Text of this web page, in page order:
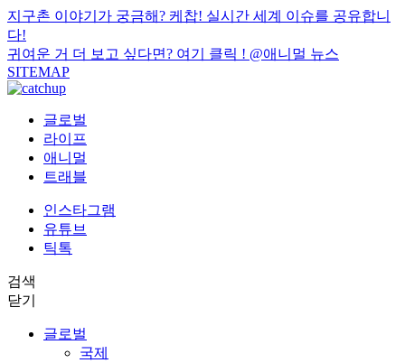
지구촌 이야기가 궁금해? 케찹! 실시간 세계 이슈를 공유합니
다!
귀여운 거 더 보고 싶다면? 여기 클릭 ! @애니멀 뉴스
SITEMAP
글로벌
라이프
애니멀
트래블
인스타그램
유튜브
틱톡
검색
닫기
글로벌
국제